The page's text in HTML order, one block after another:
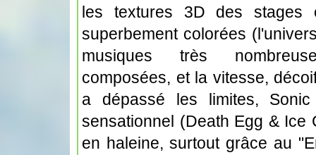
les textures 3D des stages
superbement colorées
musiques très
composées, et la vitesse,
a dépassé les limites,
sensationnel (Death Egg & Ice
en haleine, surtout grâce au